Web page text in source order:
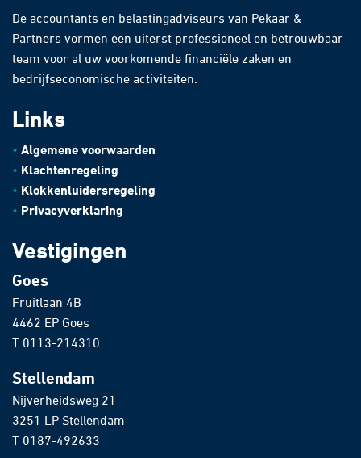
De accountants en belastingadviseurs van Pekaar &
Partners vormen een uiterst professioneel en betrouwbaar
team voor al uw voorkomende financiële zaken en
bedrijfseconomische activiteiten.
Links
Algemene voorwaarden
Klachtenregeling
Klokkenluidersregeling
Privacyverklaring
Vestigingen
Goes
Fruitlaan 4B
4462 EP Goes
T 0113-214310
Stellendam
Nijverheidsweg 21
3251 LP Stellendam
T 0187-492633